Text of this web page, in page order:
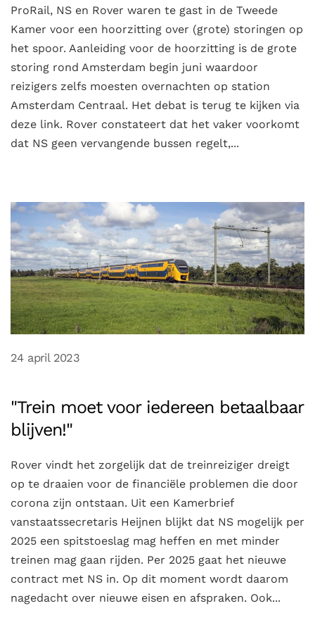
ProRail, NS en Rover waren te gast in de Tweede
Kamer voor een hoorzitting over (grote) storingen op
het spoor. Aanleiding voor de hoorzitting is de grote
storing rond Amsterdam begin juni waardoor
reizigers zelfs moesten overnachten op station
Amsterdam Centraal. Het debat is terug te kijken via
deze link. Rover constateert dat het vaker voorkomt
dat NS geen vervangende bussen regelt,...
24 april 2023
"Trein moet voor iedereen betaalbaar
blijven!"
Rover vindt het zorgelijk dat de treinreiziger dreigt
op te draaien voor de financiële problemen die door
corona zijn ontstaan. Uit een Kamerbrief
vanstaatssecretaris Heijnen blijkt dat NS mogelijk per
2025 een spitstoeslag mag heffen en met minder
treinen mag gaan rijden. Per 2025 gaat het nieuwe
contract met NS in. Op dit moment wordt daarom
nagedacht over nieuwe eisen en afspraken. Ook...